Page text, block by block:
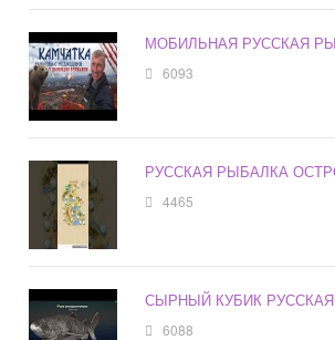
МОБИЛЬНАЯ РУССКАЯ
6093
РУССКАЯ РЫБАЛКА
4465
СЫРНЫЙ КУБИК
6088